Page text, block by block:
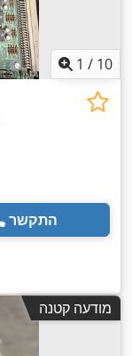
1 / 10
התקשר
מודעה קטנה